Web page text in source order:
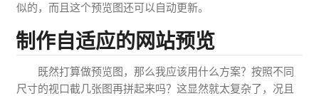
似的，而且这个预览图还可以自动更新。
制作自适应的网站预览
既然打算做预览图，那么我应该用什么方案？按照不同
尺寸的视口截几张图再拼起来吗？这显然就太复杂了，况且